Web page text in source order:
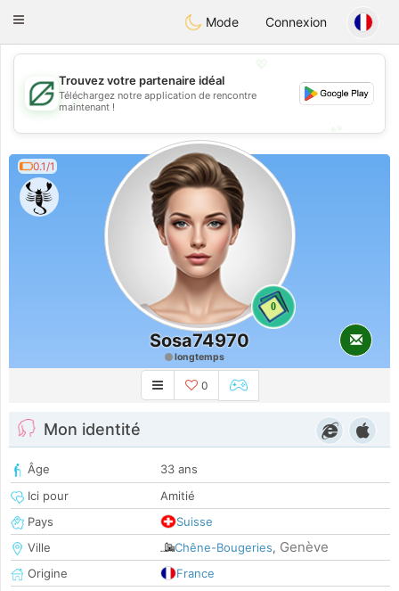
Gulf Dating
Toggle
Mode Connexion
💖
💕
Trouvez votre partenaire idéal
Téléchargez notre application de rencontre
maintenant !
0.1/1
0
Sosa74970
longtemps
0
Mon identité
Âge
33 ans
Ici pour
Amitié
Pays
Suisse
Ville
Chêne-Bougeries, Genève
Origine
France